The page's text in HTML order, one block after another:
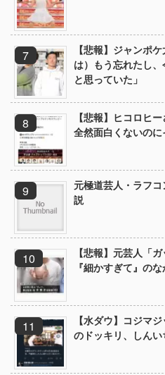
【悲報】ジャンポ
は）もう忘れたし
と思っていた」
【悲報】ヒコロヒ
全然面白くないのに
元極道芸人・ラフ
説
【悲報】元芸人「
『細かすぎて』の
【水ダウ】コジマ
のドッキリ、しんい